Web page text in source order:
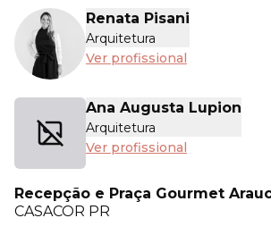
Renata Pisani
Arquitetura
Ver profissional
Ana Augusta Lupion
Arquitetura
Ver profissional
Recepção e Praça Gourmet
CASACOR PR